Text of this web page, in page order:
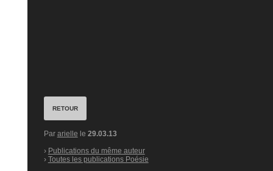
RETOUR
Par arielle le 29.03.13
› Publications du même auteur
› Toutes les publications Poésie